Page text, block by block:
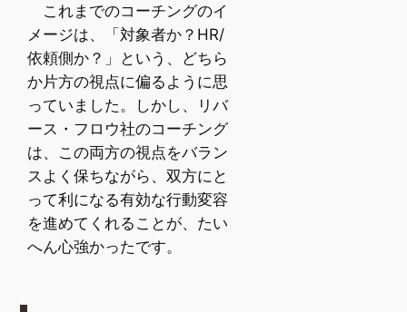
これまでのコーチングのイ
メージは、「対象者か？HR/
依頼側か？」という、どちら
か片方の視点に偏るように思
っていました。しかし、リバ
ース・フロウ社のコーチング
は、この両方の視点をバラン
スよく保ちながら、双方にと
って利になる有効な行動変容
を進めてくれることが、たい
へん心強かったです。